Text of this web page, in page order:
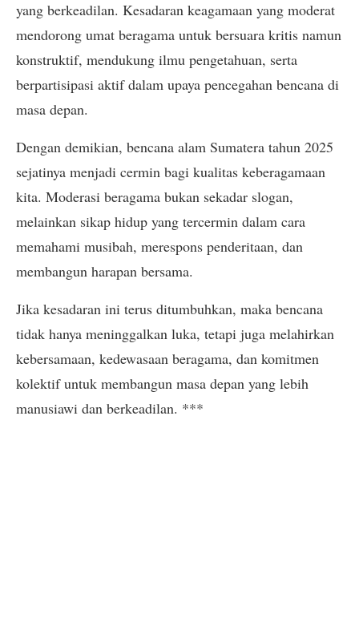
yang berkeadilan. Kesadaran keagamaan yang moderat
mendorong umat beragama untuk bersuara kritis namun
konstruktif, mendukung ilmu pengetahuan, serta
berpartisipasi aktif dalam upaya pencegahan bencana di
masa depan.
Dengan demikian, bencana alam Sumatera tahun 2025
sejatinya menjadi cermin bagi kualitas keberagamaan
kita. Moderasi beragama bukan sekadar slogan,
melainkan sikap hidup yang tercermin dalam cara
memahami musibah, merespons penderitaan, dan
membangun harapan bersama.
Jika kesadaran ini terus ditumbuhkan, maka bencana
tidak hanya meninggalkan luka, tetapi juga melahirkan
kebersamaan, kedewasaan beragama, dan komitmen
kolektif untuk membangun masa depan yang lebih
manusiawi dan berkeadilan. ***